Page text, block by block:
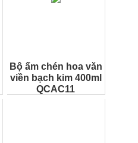
Bộ ấm chén hoa văn
viền bạch kim 400ml
QCAC11